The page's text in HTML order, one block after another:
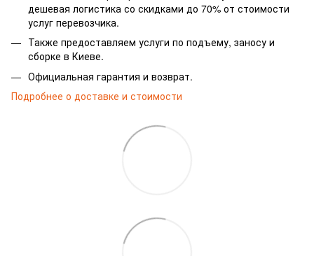
дешевая логистика со скидками до 70% от стоимости
услуг перевозчика.
Также предоставляем услуги по подъему, заносу и
сборке в Киеве.
Официальная гарантия и возврат.
Подробнее о доставке и стоимости